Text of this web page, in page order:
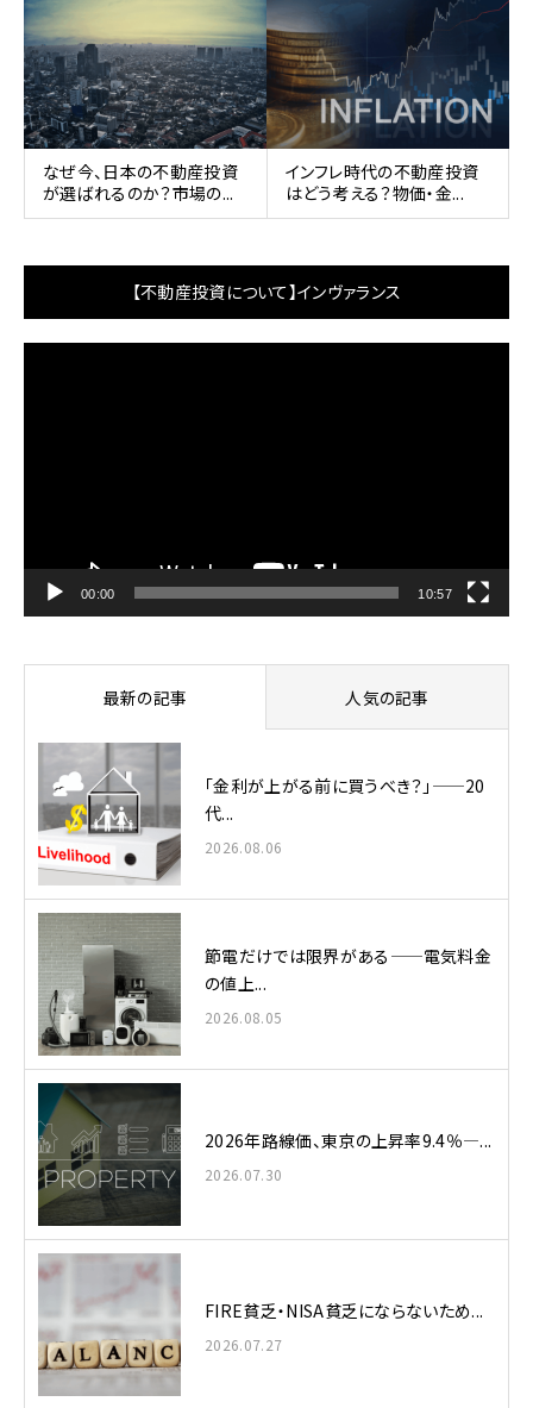
なぜ今、日本の不動産投資
が選ばれるのか？市場の...
インフレ時代の不動産投資
はどう考える？物価・金...
【不動産投資について】インヴァランス
00:00 10:57
最新の記事 人気の記事
「金利が上がる前に買うべき？」——20
代...
2026.08.06
節電だけでは限界がある——電気料金
の値上...
2026.08.05
2026年路線価、東京の上昇率9.4％—...
2026.07.30
FIRE貧乏・NISA貧乏にならないため...
2026.07.27